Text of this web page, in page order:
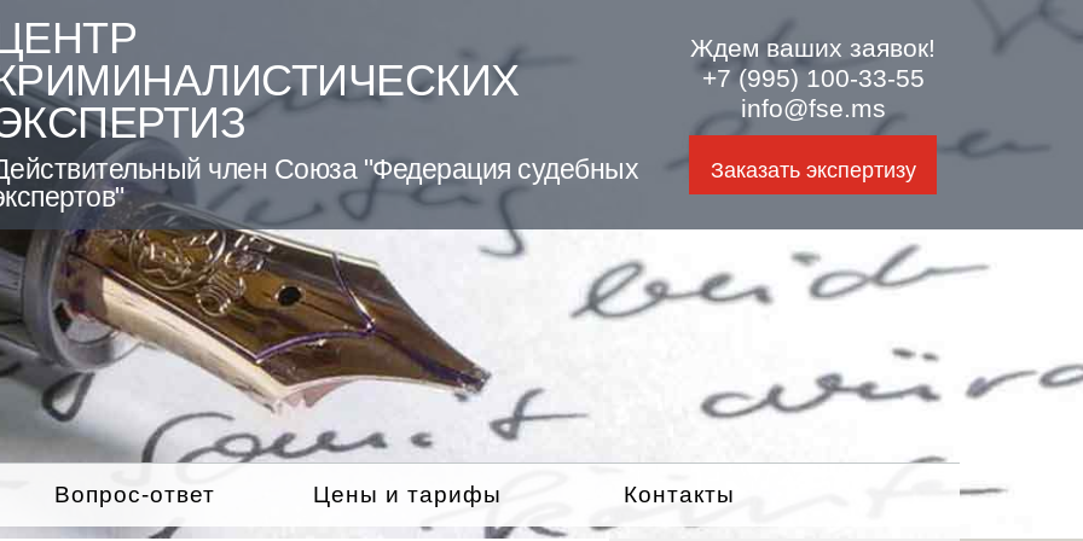
член Союза "Федерация судебных
Ждем ваших заявок!
+7 (995) 100-33-55
info@fse.ms
Заказать экспертизу
Вопрос-ответ Цены и тарифы Контакты